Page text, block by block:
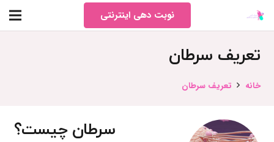
نوبت دهی اینترنتی
تعریف سرطان
خانه تعریف سرطان
سرطان چیست؟